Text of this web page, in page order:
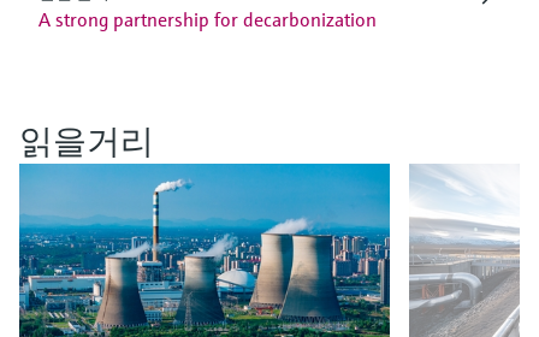
A strong partnership for decarbonization
읽을거리